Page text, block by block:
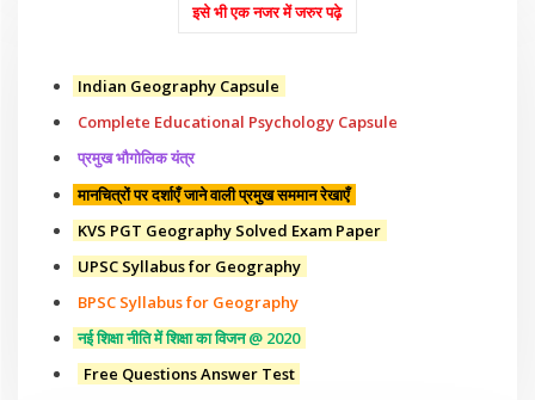
इसे भी एक नजर में जरुर पढ़े
Indian Geography Capsule
Complete Educational Psychology Capsule
प्रमुख भौगोलिक यंत्र
मानचित्रों पर दर्शाएँ जाने वाली प्रमुख सममान रेखाएँ
KVS PGT Geography Solved Exam Paper
UPSC Syllabus for Geography
BPSC Syllabus for Geography
नई शिक्षा नीति में शिक्षा का विजन @ 2020
Free Questions Answer Test